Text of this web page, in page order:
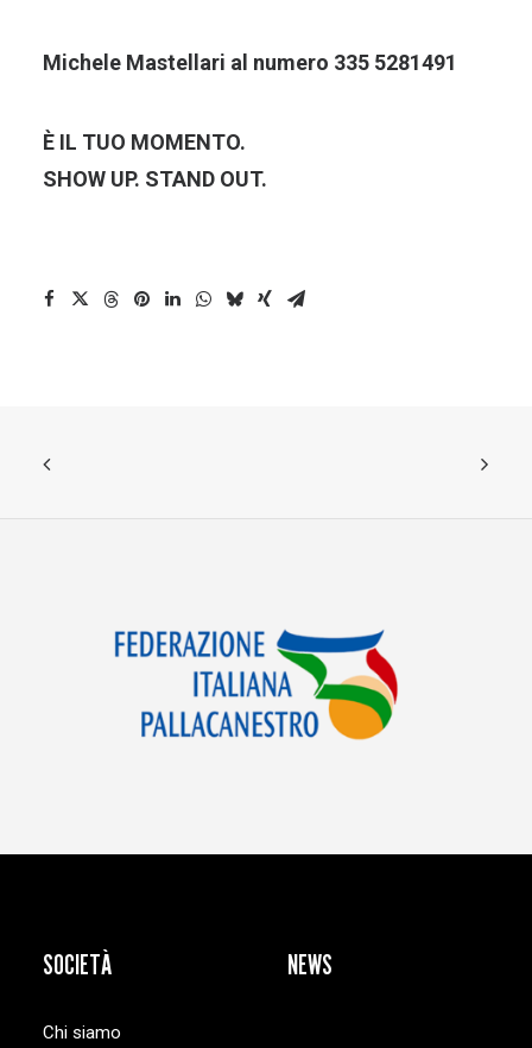
Michele Mastellari al numero 335 5281491
È IL TUO MOMENTO.
SHOW UP. STAND OUT.
SOCIETÀ
Chi siamo
NEWS